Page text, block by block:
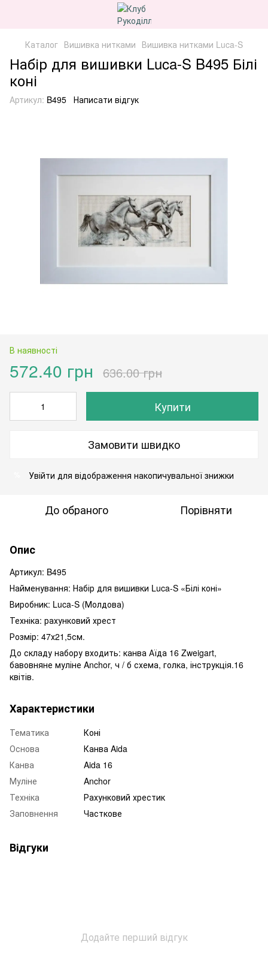
Каталог Вишивка нитками Вишивка нитками Luca-S
Набір для вишивки Luca-S B495 Білі
коні
Артикул: B495 Написати відгук
В наявності
572.40 грн 636.00 грн
Купити
Замовити швидко
Увійти для відображення накопичувальної знижки
До обраного Порівняти
Опис
Артикул: B495
Найменування: Набір для вишивки Luca-S «Білі коні»
Виробник: Luca-S (Молдова)
Техніка: рахунковий хрест
Розмір: 47х21,5см.
До складу набору входить: канва Аїда 16 Zweigart,
бавовняне муліне Anchor, ч / б схема, голка, інструкція.16
квітів.
Характеристики
Тематика
Коні
Основа
Канва Aida
Канва
Aida 16
Муліне
Anchor
Техніка
Рахунковий хрестик
Заповнення
Часткове
Відгуки
Додайте перший відгук